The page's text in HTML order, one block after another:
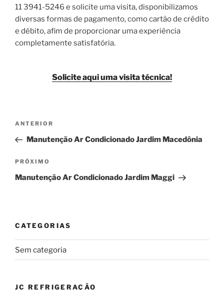
11 3941-5246 e solicite uma visita, disponibilizamos
diversas formas de pagamento, como cartão de crédito
e débito, afim de proporcionar uma experiência
completamente satisfatória.
Solicite aqui uma visita técnica!
Navegação
Post
Post
anterior
ANTERIOR
Manutenção Ar Condicionado Jardim Macedônia
Próximo
post
PRÓXIMO
Manutenção Ar Condicionado Jardim Maggi
CATEGORIAS
Sem categoria
JC REFRIGERAÇÃO